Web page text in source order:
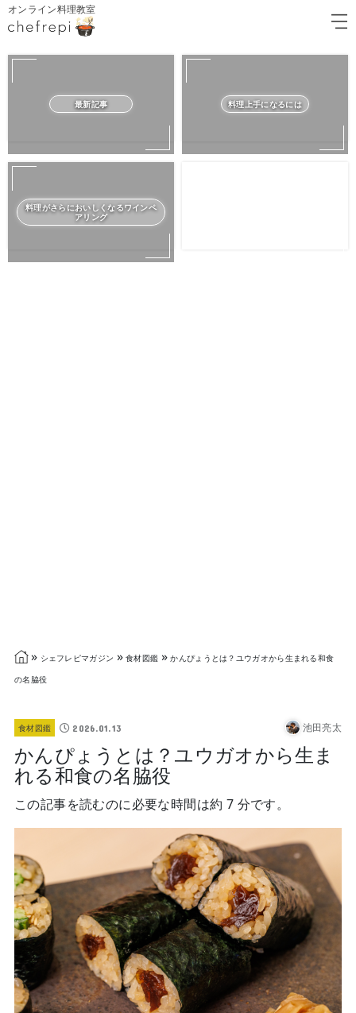
オンライン料理教室
最新記事 料理上手になるには
料理がさらにおいしくなるワインペ
アリング
» シェフレピマガジン » 食材図鑑 » かんぴょうとは？ユウガオから生まれる和食
の名脇役
食材図鑑 2026.01.13 池田亮太
かんぴょうとは？ユウガオから生ま
れる和食の名脇役
この記事を読むのに必要な時間は約 7 分です。